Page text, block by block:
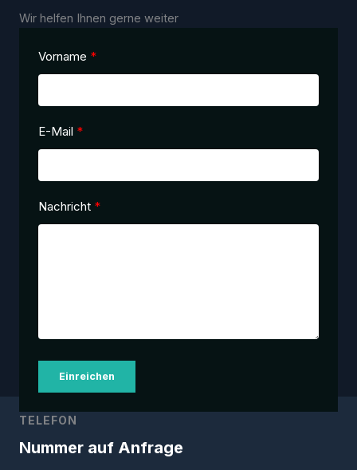
Wir helfen Ihnen gerne weiter
Vorname
E-Mail
Nachricht
Einreichen
TELEFON
Nummer auf Anfrage